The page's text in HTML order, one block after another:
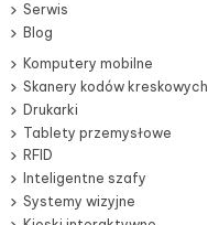
Serwis
Blog
Komputery mobilne
Skanery kodów kreskowych
Drukarki
Tablety przemysłowe
RFID
Inteligentne szafy
Systemy wizyjne